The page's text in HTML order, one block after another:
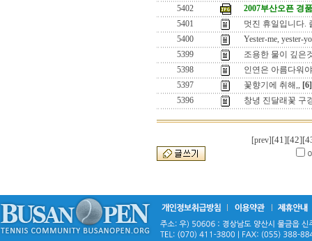
5402
2007부산오픈 경
5401
멋진 휴일입니다.
5400
Yester-me, yester-
5399
조용한 물이 깊은
5398
인연은 아름다워
5397
꽃향기에 취해,, [6]
5396
창녕 진달래꽃 구
[prev] [41][42]